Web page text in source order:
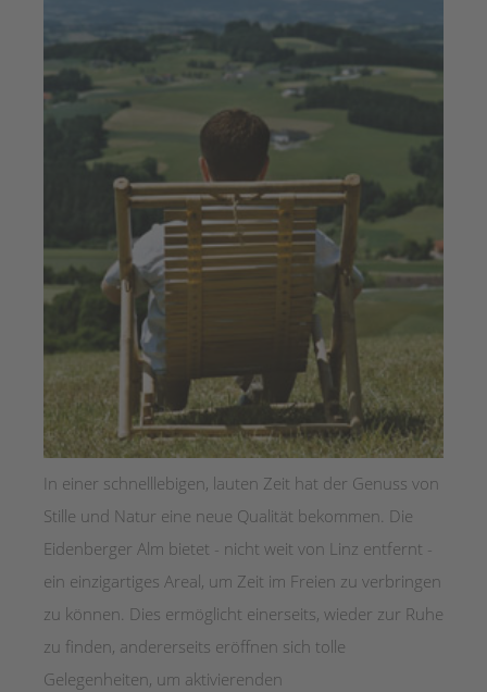
In einer schnelllebigen, lauten Zeit hat der Genuss von
Stille und Natur eine neue Qualität bekommen. Die
Eidenberger Alm bietet - nicht weit von Linz entfernt -
ein einzigartiges Areal, um Zeit im Freien zu verbringen
zu können. Dies ermöglicht einerseits, wieder zur Ruhe
zu finden, andererseits eröffnen sich tolle
Gelegenheiten, um aktivierenden